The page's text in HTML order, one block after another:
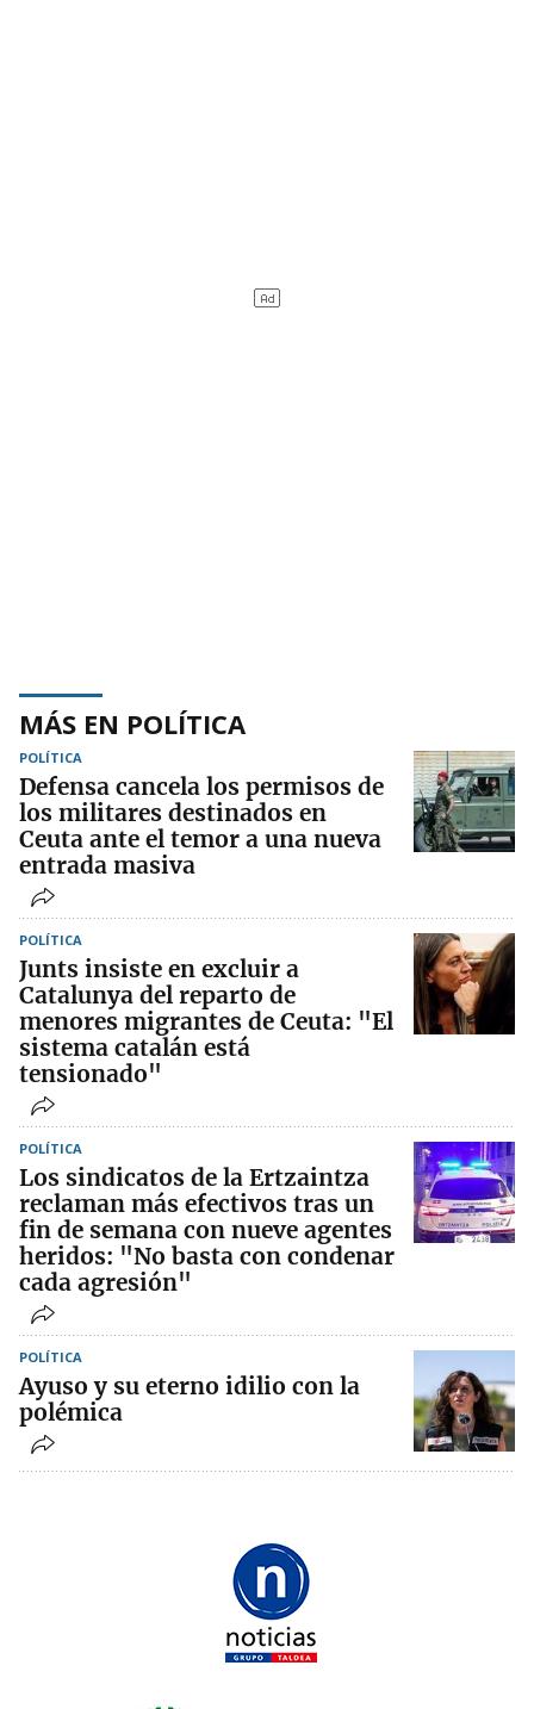
MÁS EN POLÍTICA
POLÍTICA
Defensa cancela los permisos de
los militares destinados en
Ceuta ante el temor a una nueva
entrada masiva
POLÍTICA
Junts insiste en excluir a
Catalunya del reparto de
menores migrantes de Ceuta: "El
sistema catalán está
tensionado"
POLÍTICA
Los sindicatos de la Ertzaintza
reclaman más efectivos tras un
fin de semana con nueve agentes
heridos: "No basta con condenar
cada agresión"
POLÍTICA
Ayuso y su eterno idilio con la
polémica